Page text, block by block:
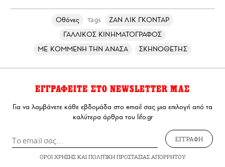
Οθόνες Tags
ΖΑΝ ΛΙΚ ΓΚΟΝΤΑΡ
ΓΑΛΛΙΚΟΣ ΚΙΝΗΜΑΤΟΓΡΑΦΟΣ
ΜΕ ΚΟΜΜΕΝΗ ΤΗΝ ΑΝΑΣΑ
ΣΚΗΝΟΘΕΤΗΣ
ΕΓΓΡΑΦΕΙΤΕ ΣΤΟ NEWSLETTER ΜΑΣ
Για να λαμβάνετε κάθε εβδομάδα στο email σας μια επιλογή από τα
καλύτερα άρθρα του lifo.gr
ΕΓΓΡΑΦΗ
ΟΡΟΙ ΧΡΗΣΗΣΚΑΙ ΠΟΛΙΤΙΚΗ ΠΡΟΣΤΑΣΙΑΣ ΑΠΟΡΡΗΤΟΥ